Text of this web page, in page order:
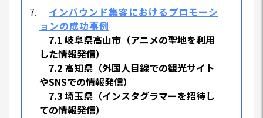
インバウンド集客におけるプロモーシ
ョンの成功事例
7.1 岐阜県高山市（アニメの聖地を利用
した情報発信）
7.2 高知県（外国人目線での観光サイト
やSNSでの情報発信）
7.3 埼玉県（インスタグラマーを招待し
ての情報発信）